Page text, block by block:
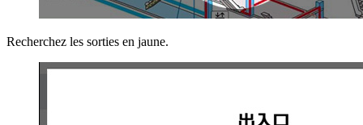
Recherchez les sorties en jaune.